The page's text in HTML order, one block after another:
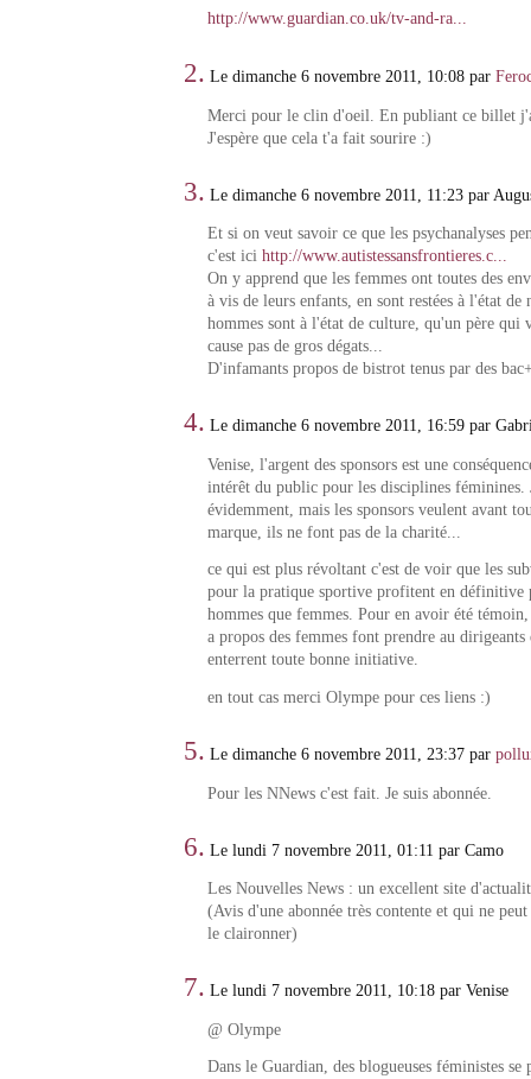
http://www.guardian.co.uk/tv-and-ra...
2. Le dimanche 6 novembre 2011, 10:08 par
Merci pour le clin d'oeil. En publiant ce billet
J'espère que cela t'a fait sourire :)
3. Le dimanche 6 novembre 2011, 11:23 par
Et si on veut savoir ce que les psychanalyses
c'est ici http://www.autistessansfrontieres.c...
On y apprend que les femmes ont toutes des
à vis de leurs enfants, en sont restées à l'état de
hommes sont à l'état de culture, qu'un père qui
cause pas de gros dégats...
D'infamants propos de bistrot tenus par des
4. Le dimanche 6 novembre 2011, 16:59 par
Venise, l'argent des sponsors est une
intérêt du public pour les disciplines féminines.
évidemment, mais les sponsors veulent avant
marque, ils ne font pas de la charité...
ce qui est plus révoltant c'est de voir que les
pour la pratique sportive profitent en définitive
hommes que femmes. Pour en avoir été témoin,
a propos des femmes font prendre au dirigeants
enterrent toute bonne initiative.
en tout cas merci Olympe pour ces liens :)
5. Le dimanche 6 novembre 2011, 23:37 par
Pour les NNews c'est fait. Je suis abonnée.
6. Le lundi 7 novembre 2011, 01:11 par Camo
Les Nouvelles News : un excellent site
(Avis d'une abonnée très contente et qui ne peut
le claironner)
7. Le lundi 7 novembre 2011, 10:18 par Venise
@ Olympe
Dans le Guardian, des blogueuses féministes se